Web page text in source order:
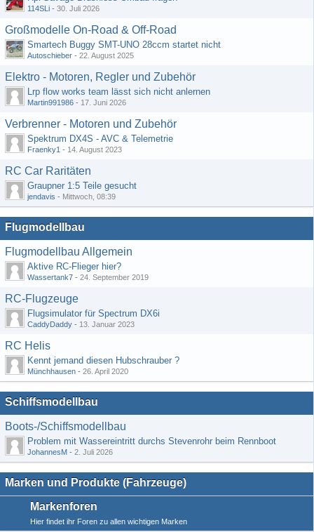
114SLi - 30. Juli 2026
Großmodelle On-Road & Off-Road
Smartech Buggy SMT-UNO 28ccm startet nicht
Autoschieber - 22. August 2025
Elektro - Motoren, Regler und Zubehör
Lrp flow works team lässt sich nicht anlernen
Martin991986 - 17. Juni 2026
Verbrenner - Motoren und Zubehör
Spektrum DX4S - AVC & Telemetrie
Fraenky1 - 14. August 2023
RC Car Raritäten
Graupner 1:5 Teile gesucht
jendavis - Mittwoch, 08:39
Flugmodellbau
Flugmodellbau Allgemein
Aktive RC-Flieger hier?
Wassertank7 - 24. September 2019
RC-Flugzeuge
Flugsimulator für Spectrum DX6i
CaddyDaddy - 13. Januar 2023
RC Helis
Kennt jemand diesen Hubschrauber ?
Münchhausen - 26. April 2020
Schiffsmodellbau
Boots-/Schiffsmodellbau
Problem mit Wassereintritt durchs Stevenrohr beim Rennboot
JohannesM - 2. Juli 2026
Marken und Produkte (Fahrzeuge)
Markenforen
Hier findet ihr Foren zu allen wichtigen Marken